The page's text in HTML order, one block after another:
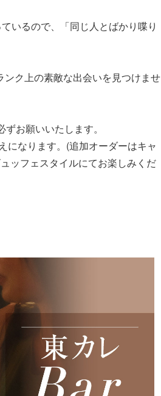
いるので、「同じ人とばかり喋り
ク上の素敵な出会いを見つけませ
お願いいたします。
になります。(追加オーダーはキャ
ッフェスタイルにてお楽しみくだ